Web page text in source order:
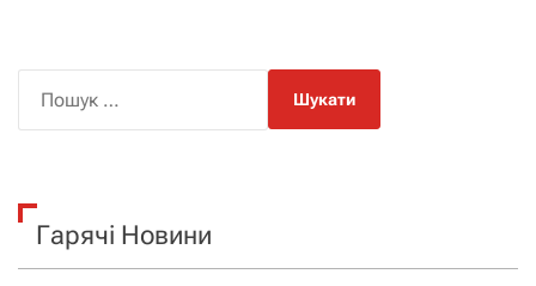
к
Гарячі Новини